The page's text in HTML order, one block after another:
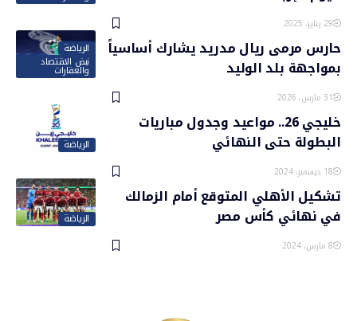
29 يناير، 2025
الرياضة
نبض الاقتصاد
والعقارات
حارس مرمى ريال مدريد يشارك أساسياً
بمواجهة بلد الوليد
31 مارس، 2026
الرياضة
خليجي 26.. مواعيد وجدول مباريات
البطولة حتى النهائي
18 ديسمبر، 2024
الرياضة
تشكيل الأهلي المتوقع أمام الزمالك
في نهائي كأس مصر
8 مارس، 2024